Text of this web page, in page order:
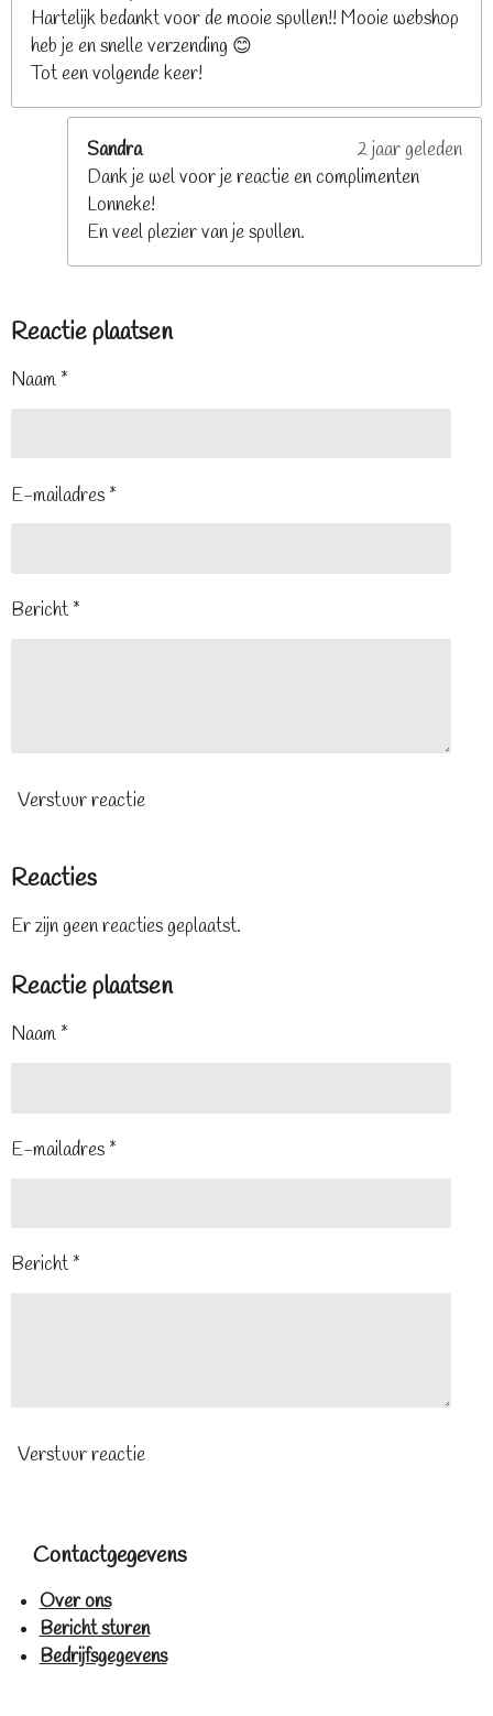
Hartelijk bedankt voor de mooie spullen!! Mooie webshop
heb je en snelle verzending 😊
Tot een volgende keer!
Sandra
2 jaar geleden
Dank je wel voor je reactie en complimenten
Lonneke!
En veel plezier van je spullen.
Reactie plaatsen
Naam *
E-mailadres *
Bericht *
Verstuur reactie
Reacties
Er zijn geen reacties geplaatst.
Reactie plaatsen
Naam *
E-mailadres *
Bericht *
Verstuur reactie
Contactgegevens
Over ons
Bericht sturen
Bedrijfsgegevens